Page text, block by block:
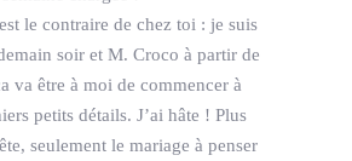
le contraire de chez toi : je suis
soir et M. Croco à partir de
va être à moi de commencer à
petits détails. J’ai hâte ! Plus
seulement le mariage à penser